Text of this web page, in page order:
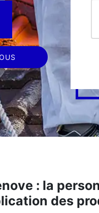
: la
des